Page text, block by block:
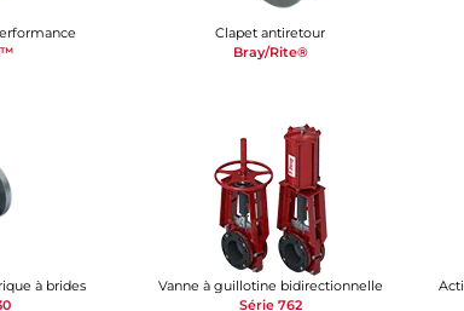
Clapet antiretour
Bray/Rite®
à brides
Vanne à guillotine bidirectionnelle
Série 762